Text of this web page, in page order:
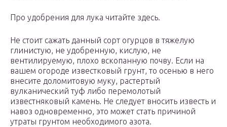
Про удобрения для лука читайте здесь.
Не стоит сажать данный сорт огурцов в тяжелую
глинистую, не удобренную, кислую, не
вентилируемую, плохо вскопанную почву. Если на
вашем огороде известковый грунт, то осенью в него
внесите доломитовую муку, растертый
вулканический туф либо перемолотый
известняковый камень. Не следует вносить известь и
навоз одновременно, это может стать причиной
утраты грунтом необходимого азота.